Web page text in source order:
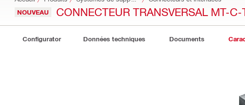
NOUVEAU CONNECTEUR TRANSVERSAL MT-
Configurator Données techniques Documents